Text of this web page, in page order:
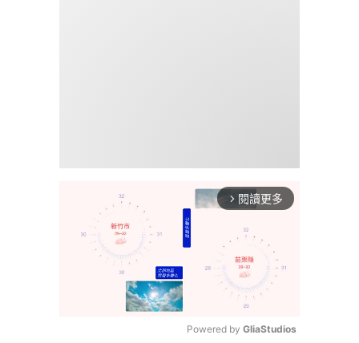
arrow_forward_ios 閱讀更多
Powered by GliaStudios